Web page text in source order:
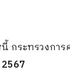
นี้ กระทรวงก